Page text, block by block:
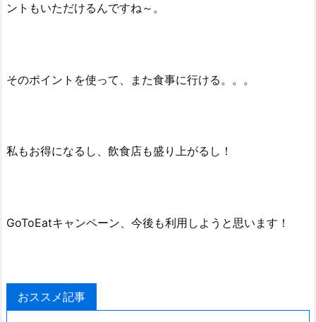
ントもいただけるんですね～。
そのポイントを使って、また食事に行ける。。。
私もお得になるし、飲食店も盛り上がるし！
GoToEatキャンペーン、今後も利用しようと思います！
おススメ記事